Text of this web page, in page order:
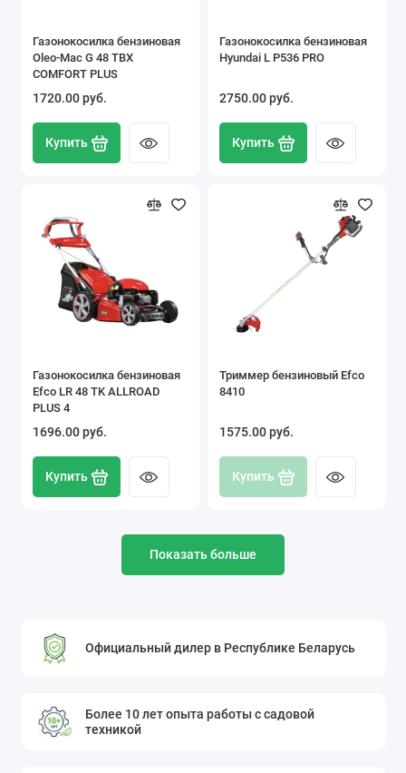
Газонокосилка бензиновая
Oleo-Mac G 48 TBX
COMFORT PLUS
1720.00 pуб.
Купить
Газонокосилка бензиновая
Hyundai L P536 PRO
2750.00 pуб.
Купить
Газонокосилка бензиновая
Efco LR 48 TK ALLROAD
PLUS 4
1696.00 pуб.
Купить
Триммер бензиновый Efco
8410
1575.00 pуб.
Купить
Показать больше
Официальный дилер в Республике Беларусь
Более 10 лет опыта работы с садовой
техникой